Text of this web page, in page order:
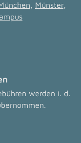
, Münster,
werden i. d.